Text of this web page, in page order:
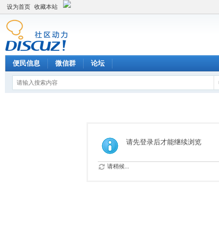
设为首页 收藏本站
便民信息 微信群 论坛
请先登录后才能继续浏览
请稍候...